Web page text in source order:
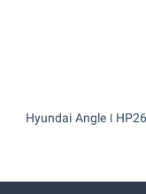
فرز آهنگری هیوندای مدل HP2618 ا Hyundai Angle